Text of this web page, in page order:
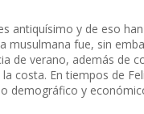
antiquísimo y de eso
musulmana fue, sin
de verano, además de
costa. En tiempos de
demográfico y